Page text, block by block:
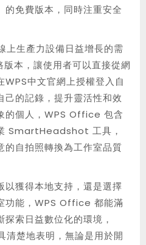
的免費版本，同時注重安全
生產力設備日益增長的需
本，讓使用者可以直接從網
中文官網上授權登入自
己的記錄，提升靈活性和效
的個人，WPS Office 包含
SmartHeadshot 工具，
的自拍照轉換為工作室品質
以獲得本地支持，還是選擇
功能，WPS Office 都能滿
索日益數位化的環境，
楚地表明，無論是用於開